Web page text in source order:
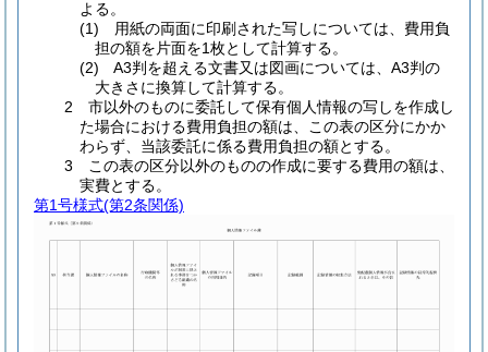
よる。
(1) 用紙の両面に印刷された写しについては、費用負
担の額を片面を1枚として計算する。
(2) A3判を超える文書又は図画については、A3判の
大きさに換算して計算する。
2 市以外のものに委託して保有個人情報の写しを作成し
た場合における費用負担の額は、この表の区分にかか
わらず、当該委託に係る費用負担の額とする。
3 この表の区分以外のものの作成に要する費用の額は、
実費とする。
第1号様式(第2条関係)